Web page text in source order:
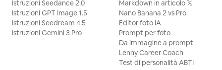
Istruzioni Seedance 2.0
Istruzioni GPT Image 1.5
Istruzioni Seedream 4.5
Istruzioni Gemini 3 Pro
Markdown in articolo 𝕏
Nano Banana 2 vs Pro
Editor foto IA
Prompt per foto
Da immagine a prompt
Lenny Career Coach
Test di personalità ABTI